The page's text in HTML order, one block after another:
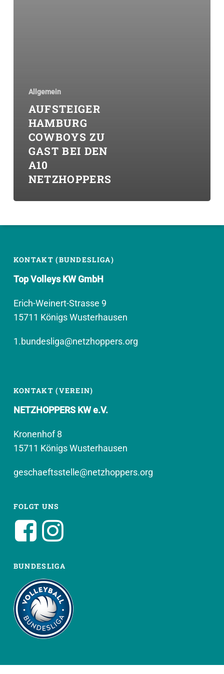
Allgemein
AUFSTEIGER
HAMBURG
COWBOYS ZU
GAST BEI DEN
A10
NETZHOPPERS
KONTAKT (BUNDESLIGA)
Top Volleys KW GmbH
Erich-Weinert-Strasse 9
15711 Königs Wusterhausen
1.bundesliga@netzhoppers.org
KONTAKT (VEREIN)
NETZHOPPERS KW e.V.
Kronenhof 8
15711 Königs Wusterhausen
geschaeftsstelle@netzhoppers.org
FOLGT UNS
BUNDESLIGA